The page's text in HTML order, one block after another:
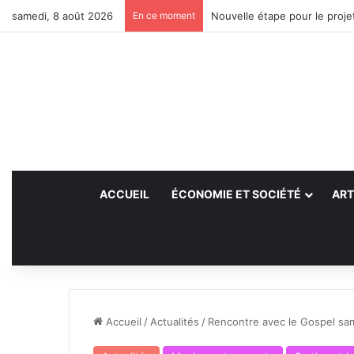
samedi, 8 août 2026 En ce moment Nouvelle étape pour le
ACCUEIL ÉCONOMIE ET SOCIÉTÉ
Accueil / Actualités / Rencontre avec le Gospel